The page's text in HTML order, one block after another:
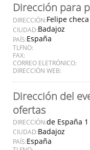
Dirección para
DIRECCIÓN:Felipe
CIUDAD:Badajoz
PAÍS:España
TLFNO:
FAX:
CORREO ELETRÓNICO:
DIRECCIÓN WEB:
Dirección del
ofertas
DIRECCIÓN:de España 1
CIUDAD:Badajoz
PAÍS:España